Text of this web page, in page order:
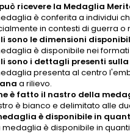
ricevere la Medaglia
è conferita a individui
in contesti di guerra o
sono le dimensioni
è disponibile nei formati
sono i dettagli presenti
presenta al centro
a rilievo.
è fatto il nastro della
è bianco e delimitato alle
è disponibile in
medaglia è disponibile in